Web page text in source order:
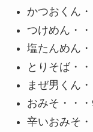
かつおくん
つけめん・
塩たんめん
とりそば・
まぜ男くん
おみそ・・
辛いおみそ